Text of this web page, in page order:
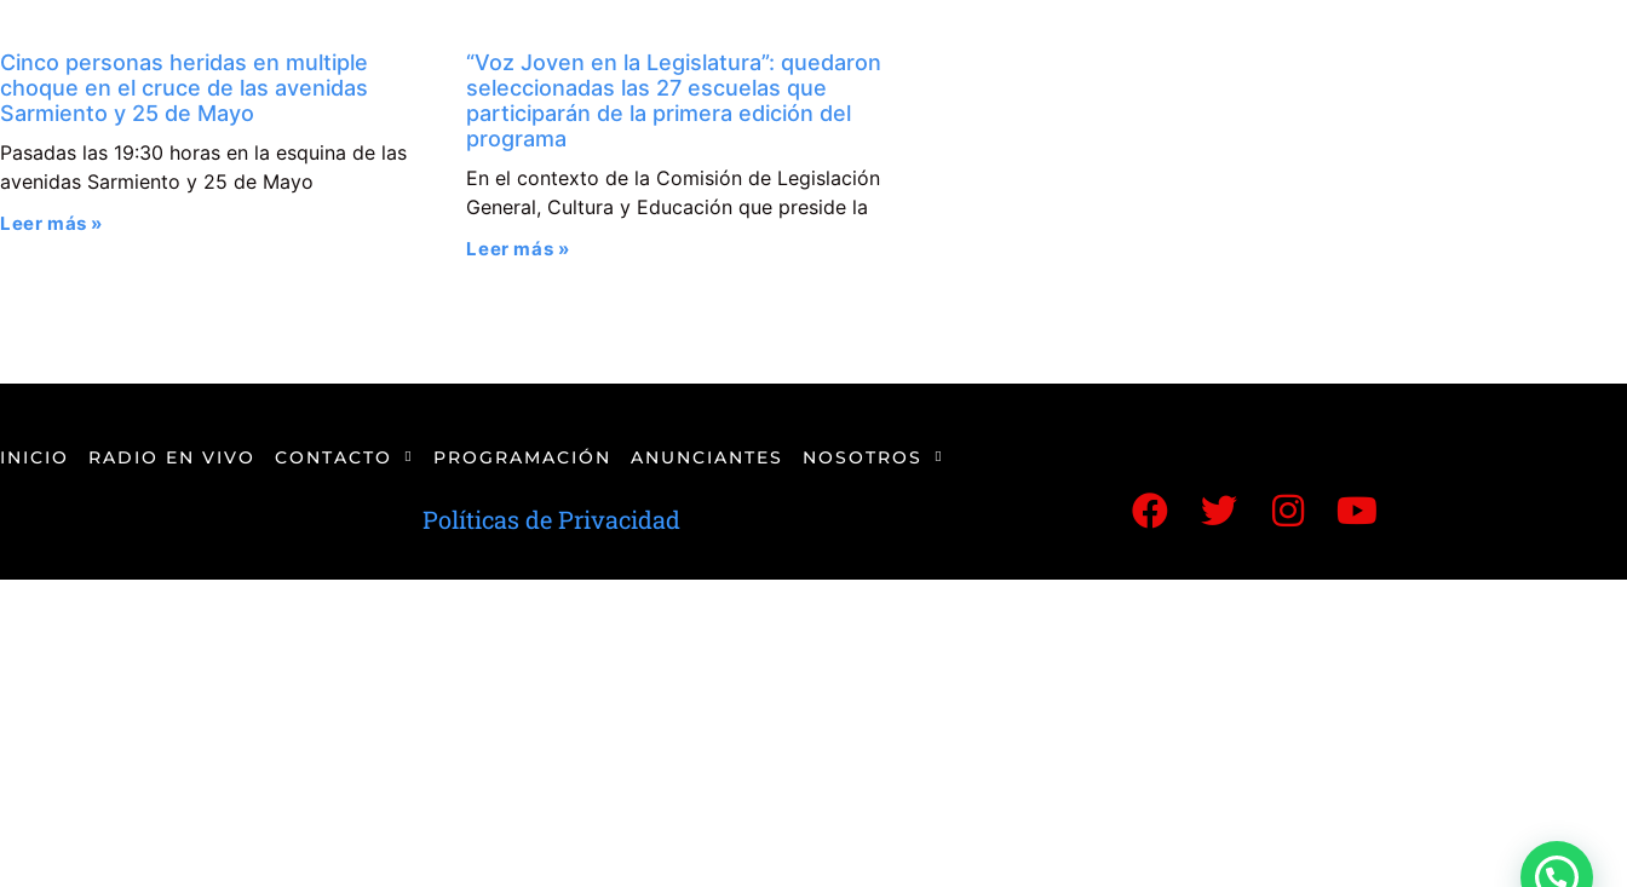
Cinco personas heridas en multiple
choque en el cruce de las avenidas
Sarmiento y 25 de Mayo
Pasadas las 19:30 horas en la esquina de las
avenidas Sarmiento y 25 de Mayo
Leer más »
“Voz Joven en la Legislatura”: quedaron
seleccionadas las 27 escuelas que
participarán de la primera edición del
programa
En el contexto de la Comisión de Legislación
General, Cultura y Educación que preside la
Leer más »
INICIO RADIO EN VIVO CONTACTO PROGRAMACIÓN ANUNCIANTES NOSOTROS
Políticas de Privacidad